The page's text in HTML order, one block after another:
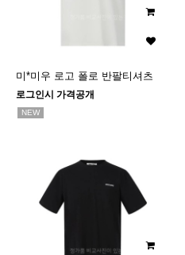
미*미우 로고 폴로 반팔티셔츠
로그인시 가격공개
NEW